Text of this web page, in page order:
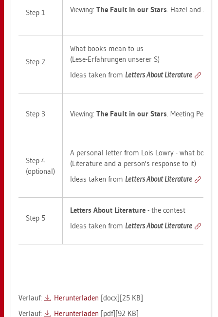
Step 1 View­ing: The Fault in our Stars. Hazel and
Step 2
What books mean to us
(Lese-Er­fah­run­gen un­se­rer S)
Ideas taken from Let­ters About Li­te­ra­tu­re
Step 3 View­ing: The Fault in our Stars. Mee­ting Peter
Step 4
(op­tio­nal)
A per­so­nal let­ter from Lois Lowry - what books
(Li­te­ra­tu­re and a per­son's re­s­pon­se to it)
Ideas taken from Let­ters About Li­te­ra­tu­re
Step 5
Let­ters About Li­te­ra­tu­re - the con­test
Ideas taken from Let­ters About Li­te­ra­tu­re
Ver­lauf: Her­un­ter­la­den [docx][25 KB]
Ver­lauf:
Her­un­ter­la­den [pdf][92 KB]